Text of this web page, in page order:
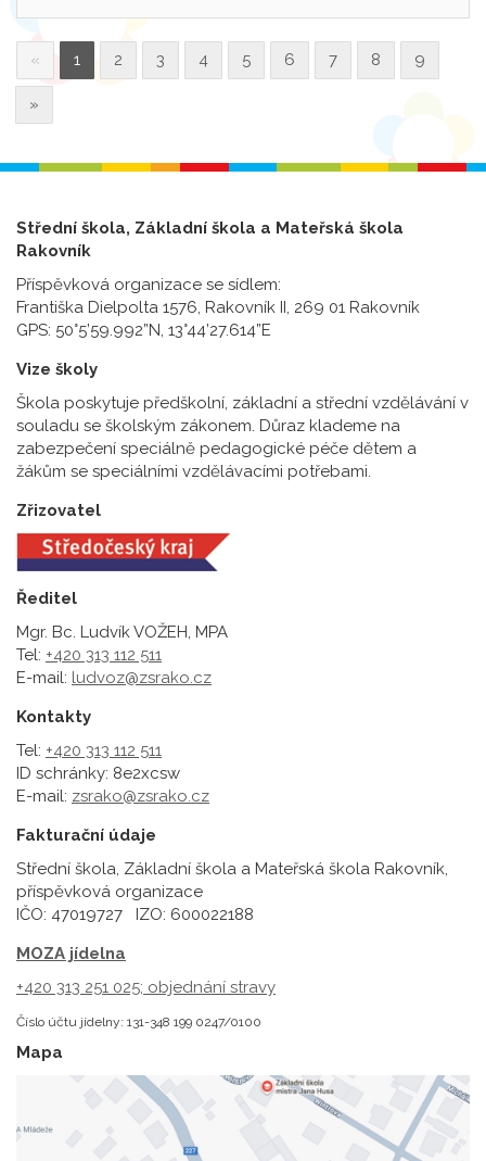
« 1 2 3 4 5 6 7 8 9
»
Střední škola, Základní škola a Mateřská škola
Rakovník
Příspěvková organizace se sídlem:
Františka Dielpolta 1576, Rakovník II, 269 01 Rakovník
GPS: 50°5’59.992”N, 13°44’27.614”E
Vize školy
Škola poskytuje předškolní, základní a střední vzdělávání v
souladu se školským zákonem. Důraz klademe na
zabezpečení speciálně pedagogické péče dětem a
žákům se speciálními vzdělávacími potřebami.
Zřizovatel
Ředitel
Mgr. Bc. Ludvík VOŽEH, MPA
Tel: +420 313 112 511
E-mail: ludvoz@zsrako.cz
Kontakty
Tel: +420 313 112 511
ID schránky: 8e2xcsw
E-mail: zsrako@zsrako.cz
Fakturační údaje
Střední škola, Základní škola a Mateřská škola Rakovník,
příspěvková organizace
IČO: 47019727 IZO: 600022188
MOZA jídelna
+420 313 251 025; objednání stravy
Číslo účtu jídelny: 131-348 199 0247/0100
Mapa